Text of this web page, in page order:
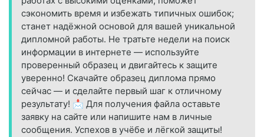
сэкономить время и избежать типичных ошибок;
станет надёжной основой для вашей уникальной
дипломной работы. Не тратьте недели на поиск
информации в интернете — используйте
проверенный образец и двигайтесь к защите
уверенно! Скачайте образец диплома прямо
сейчас — и сделайте первый шаг к отличному
результату! 📩 Для получения файла оставьте
заявку на сайте или напишите нам в личные
сообщения. Успехов в учёбе и лёгкой защиты!